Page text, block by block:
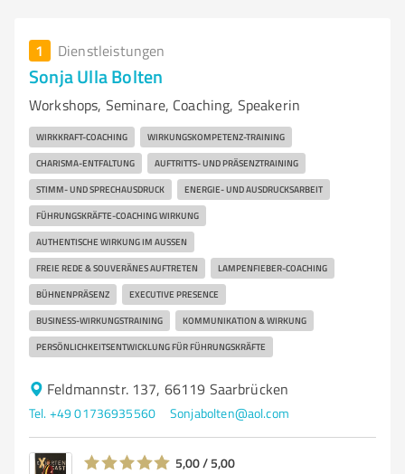
1 Dienstleistungen
Sonja Ulla Bolten
Workshops, Seminare, Coaching, Speakerin
WIRKKRAFT-COACHING WIRKUNGSKOMPETENZ-TRAINING
CHARISMA-ENTFALTUNG AUFTRITTS- UND PRÄSENZTRAINING
STIMM- UND SPRECHAUSDRUCK ENERGIE- UND AUSDRUCKSARBEIT
FÜHRUNGSKRÄFTE-COACHING WIRKUNG
AUTHENTISCHE WIRKUNG IM AUSSEN
FREIE REDE & SOUVERÄNES AUFTRETEN LAMPENFIEBER-COACHING
BÜHNENPRÄSENZ EXECUTIVE PRESENCE
BUSINESS-WIRKUNGSTRAINING KOMMUNIKATION & WIRKUNG
PERSÖNLICHKEITSENTWICKLUNG FÜR FÜHRUNGSKRÄFTE
Feldmannstr. 137, 66119 Saarbrücken
Tel. +49 01736935560 Sonjabolten@aol.com
5,00 / 5,00